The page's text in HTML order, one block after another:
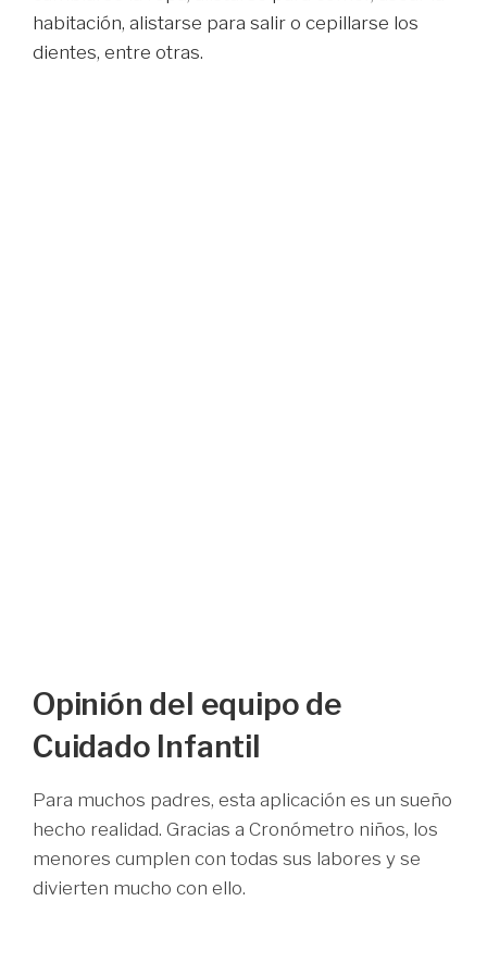
habitación, alistarse para salir o cepillarse los
dientes, entre otras.
Opinión del equipo de
Cuidado Infantil
Para muchos padres, esta aplicación es un sueño
hecho realidad. Gracias a Cronómetro niños, los
menores cumplen con todas sus labores y se
divierten mucho con ello.